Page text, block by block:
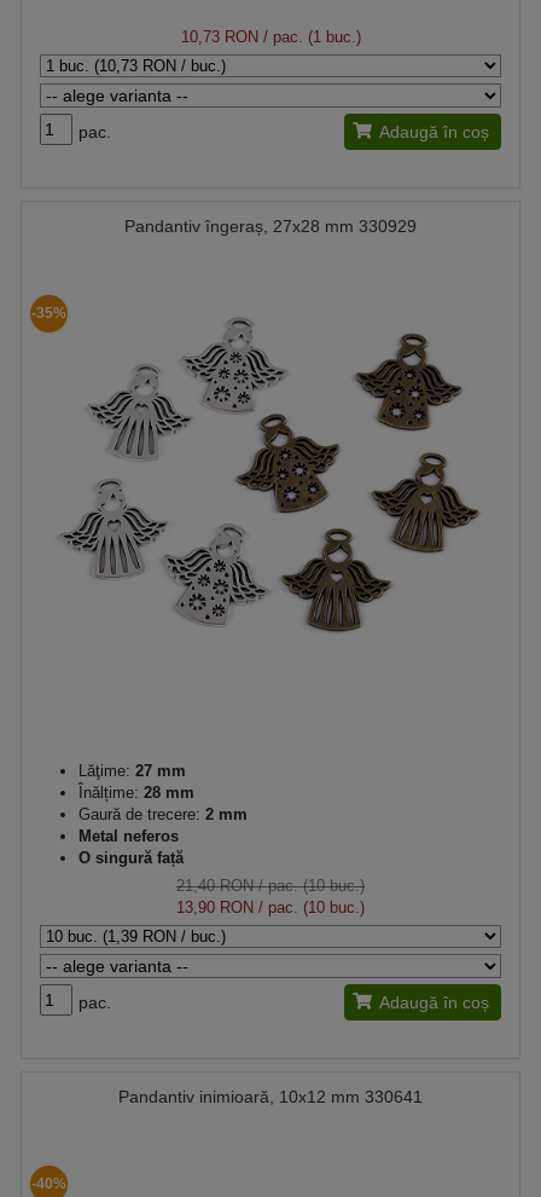
10,73 RON/ pac. (1 buc.)
pac. Adaugă în coș
Pandantiv îngeraș, 27x28 mm 330929
-35%
Lăţime: 27 mm
Înălțime: 28 mm
Gaură de trecere: 2 mm
Metal neferos
O singură față
21,40 RON/ pac. (10 buc.)
13,90 RON / pac. (10 buc.)
pac. Adaugă în coș
Pandantiv inimioară, 10x12 mm 330641
-40%